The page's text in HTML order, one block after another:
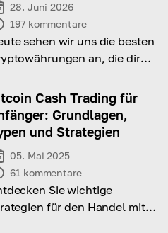
28. Juni 2026
197 kommentare
sehen wir uns die besten
an, die dir
sich ein Investment in
lohnt!
Cash Trading für
Grundlagen,
und Strategien
05. Mai 2025
61 kommentare
Sie wichtige
für den Handel mit